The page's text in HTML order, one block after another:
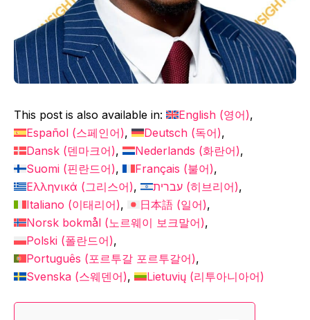
This post is also available in: English (영어)
Español (스페인어) Deutsch (독어)
Dansk (덴마크어) Nederlands (화란어)
Suomi (핀란드어) Français (불어)
Ελληνικά (그리스어) עברית (히브리어)
Italiano (이태리어) 日本語 (일어)
Norsk bokmål (노르웨이 보크말어)
Polski (폴란드어)
Português (포르투갈 포르투갈어)
Svenska (스웨덴어) Lietuvių (리투아니아어)